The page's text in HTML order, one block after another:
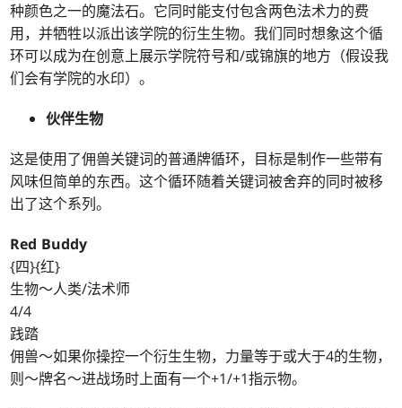
种颜色之一的魔法石。它同时能支付包含两色法术力的费
用，并牺牲以派出该学院的衍生生物。我们同时想象这个循
环可以成为在创意上展示学院符号和/或锦旗的地方（假设我
们会有学院的水印）。
伙伴生物
这是使用了佣兽关键词的普通牌循环，目标是制作一些带有
风味但简单的东西。这个循环随着关键词被舍弃的同时被移
出了这个系列。
Red Buddy
{四}{红}
生物～人类/法术师
4/4
践踏
佣兽～如果你操控一个衍生生物，力量等于或大于4的生物，
则～牌名～进战场时上面有一个+1/+1指示物。